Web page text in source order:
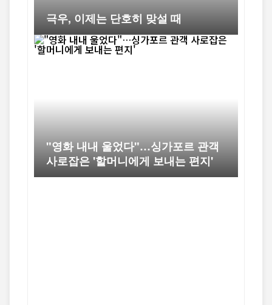
극우, 이제는 단호히 맞설 때
"영화 내내 울었다"…싱가포르 관객
사로잡은 '할머니에게 보내는 편지'